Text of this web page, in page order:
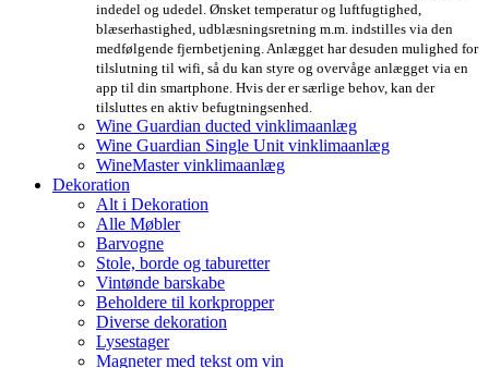
indedel og udedel. Ønsket temperatur og luftfugtighed,
blæserhastighed, udblæsningsretning m.m. indstilles via den
medfølgende fjernbetjening. Anlægget har desuden mulighed for
tilslutning til wifi, så du kan styre og overvåge anlægget via en
app til din smartphone. Hvis der er særlige behov, kan der
tilsluttes en aktiv befugtningsenhed.
Wine Guardian ducted vinklimaanlæg
Wine Guardian Single Unit vinklimaanlæg
WineMaster vinklimaanlæg
Dekoration
Alt i Dekoration
Alle Møbler
Barvogne
Stole, borde og taburetter
Vintønde barskabe
Beholdere til korkpropper
Diverse dekoration
Lysestager
Magneter med tekst om vin